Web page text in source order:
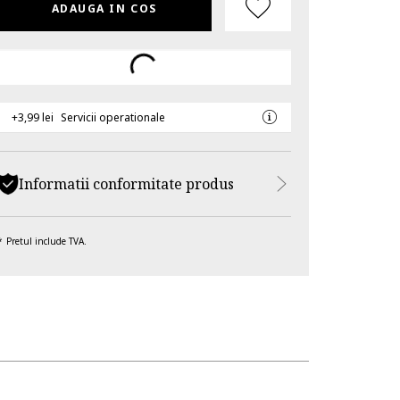
ADAUGA IN COS
+3,99 lei Servicii operationale
Informatii conformitate produs
Pretul include TVA.